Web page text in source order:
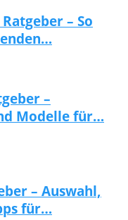
– So
–
Modelle für…
– Auswahl,
für…